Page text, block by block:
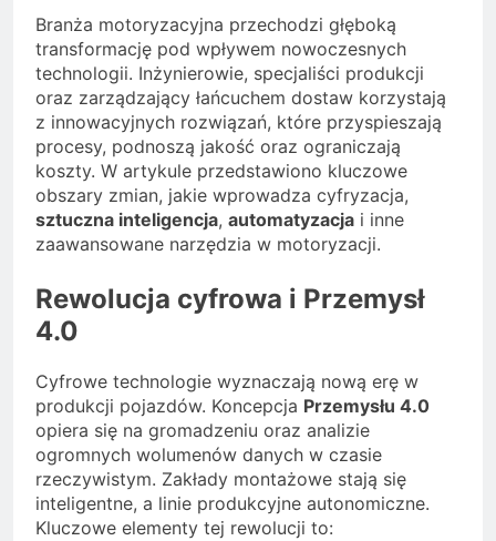
Branża motoryzacyjna przechodzi głęboką
transformację pod wpływem nowoczesnych
technologii. Inżynierowie, specjaliści produkcji
oraz zarządzający łańcuchem dostaw korzystają
z innowacyjnych rozwiązań, które przyspieszają
procesy, podnoszą jakość oraz ograniczają
koszty. W artykule przedstawiono kluczowe
obszary zmian, jakie wprowadza cyfryzacja,
sztuczna inteligencja, automatyzacja i inne
zaawansowane narzędzia w motoryzacji.
Rewolucja cyfrowa i Przemysł
4.0
Cyfrowe technologie wyznaczają nową erę w
produkcji pojazdów. Koncepcja Przemysłu 4.0
opiera się na gromadzeniu oraz analizie
ogromnych wolumenów danych w czasie
rzeczywistym. Zakłady montażowe stają się
inteligentne, a linie produkcyjne autonomiczne.
Kluczowe elementy tej rewolucji to: